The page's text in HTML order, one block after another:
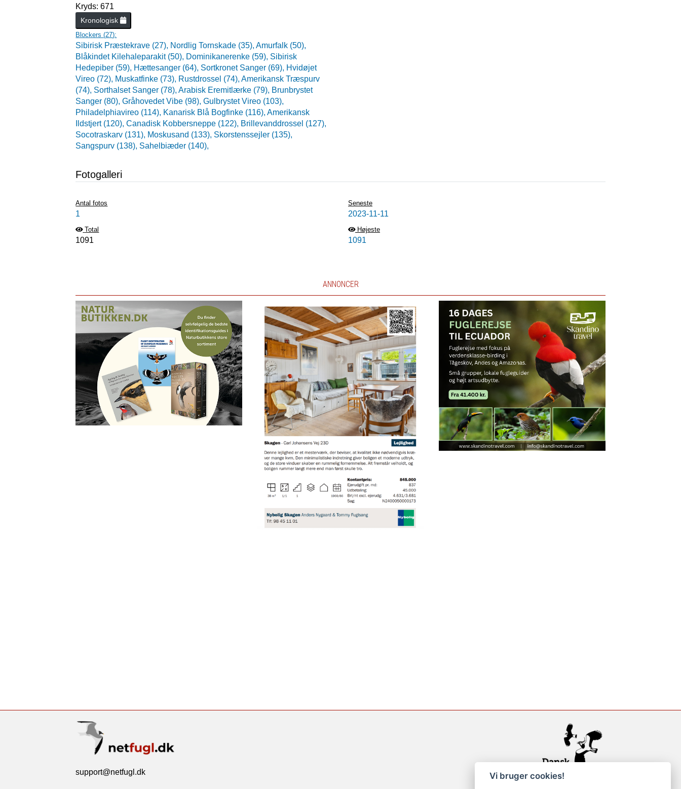
Kryds: 671
Kronologisk
Blockers (27):
Sibirisk Præstekrave (27), Nordlig Tornskade (35),Amurfalk (50),
Blåkindet Kilehaleparakit (50), Dominikanerenke (59), Sibirisk
Hedepiber (59), Hættesanger (64), Sortkronet Sanger (69), Hvidøjet
Vireo (72), Muskatfinke (73), Rustdrossel (74),Amerikansk Træspurv
(74), Sorthalset Sanger (78),Arabisk Eremitlærke (79), Brunbrystet
Sanger (80),Gråhovedet Vibe (98),Gulbrystet Vireo (103),
Philadelphiavireo (114), Kanarisk Blå Bogfinke (116),Amerikansk
Ildstjert (120),Canadisk Kobbersneppe (122), Brillevanddrossel (127),
Socotraskarv (131), Moskusand (133), Skorstenssejler (135),
Sangspurv (138), Sahelbiæder (140),
Fotogalleri
Antal fotos
1
Seneste
2023-11-11
Total
1091
Højeste
1091
ANNONCER
support@netfugl.dk Vi bruger cookies!